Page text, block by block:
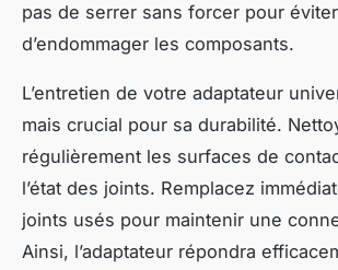
pas de serrer sans forcer pour éviter
d’endommager les composants.
L’entretien de votre adaptateur
mais crucial pour sa durabilité.
régulièrement les surfaces de
l’état des joints. Remplacez
joints usés pour maintenir une
Ainsi, l’adaptateur répondra